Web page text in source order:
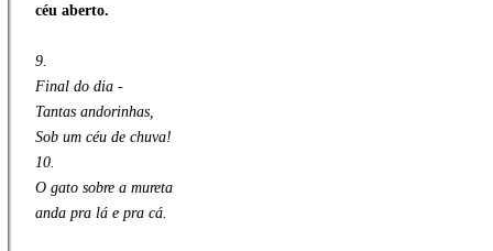
céu aberto.
9.
Final do dia -
Tantas andorinhas,
Sob um céu de chuva!
10.
O gato sobre a mureta
anda pra lá e pra cá.